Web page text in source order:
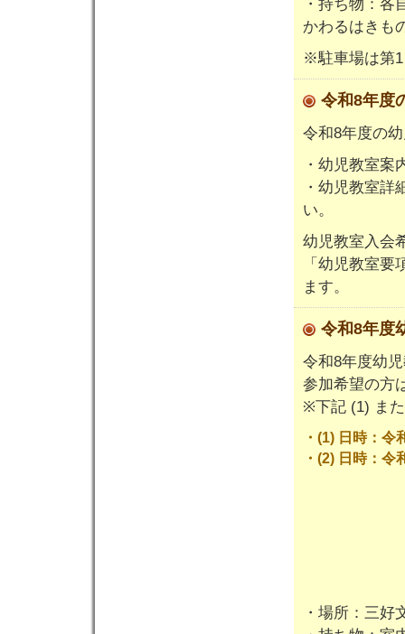
・持ち物：各
かわるはきも
※駐車場は第1
令和8年度
令和8年度の
・幼児教室案
・幼児教室詳
い。
幼児教室入会
「幼児教室
ます。
令和8年度
令和8年度幼
参加希望の方
※下記 (1) ま
・(1) 日時：
・(2) 日時：
・場所：三好